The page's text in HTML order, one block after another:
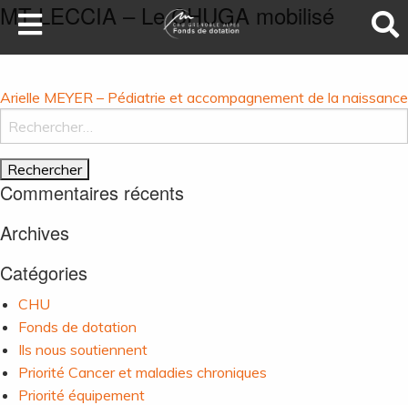
DEVENEZ MÉCÈNES
NOS PROJETS
ILS NOUS SOUTIENNENT
FAIRE UN DON
MT LECCIA – Le CHUGA mobilisé
Navigation
de
l’article
Arielle MEYER – Pédiatrie et accompagnement de la naissance
Rechercher :
Commentaires récents
Archives
Catégories
CHU
Fonds de dotation
Ils nous soutiennent
Priorité Cancer et maladies chroniques
Priorité équipement